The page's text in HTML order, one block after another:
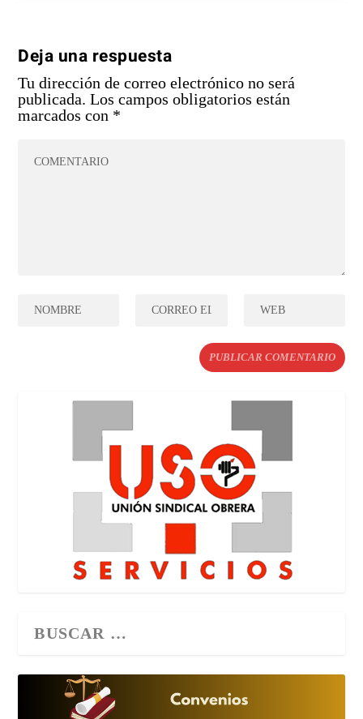
Deja una respuesta
Tu dirección de correo electrónico no será
publicada. Los campos obligatorios están
marcados con *